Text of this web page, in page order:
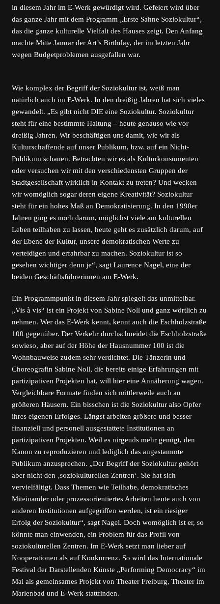
in diesem Jahr im E-Werk gewürdigt wird. Gefeiert wird über
das ganze Jahr mit dem Programm „Erste Sahne Soziokultur“,
das die ganze kulturelle Vielfalt des Hauses zeigt. Den Anfang
machte Mitte Januar der Art’s Birthday, der im letzten Jahr
wegen Budgetproblemen ausgefallen war.
Wie komplex der Begriff der Soziokultur ist, weiß man
natürlich auch im E-Werk. In den dreißig Jahren hat sich vieles
gewandelt. „Es gibt nicht DIE eine Soziokultur. Soziokultur
steht für eine bestimmte Haltung – heute genauso wie vor
dreißig Jahren. Wir beschäftigen uns damit, wie wir als
Kulturschaffende auf unser Publikum, bzw. auf ein Nicht-
Publikum schauen. Betrachten wir es als Kulturkonsumenten
oder versuchen wir mit den verschiedensten Gruppen der
Stadtgesellschaft wirklich in Kontakt zu treten? Und wecken
wir womöglich sogar deren eigene Kreativität? Soziokultur
steht für ein hohes Maß an Demokratisierung. In den 1990er
Jahren ging es noch darum, möglichst viele am kulturellen
Leben teilhaben zu lassen, heute geht es zusätzlich darum, auf
der Ebene der Kultur, unsere demokratischen Werte zu
verteidigen und erfahrbar zu machen. Soziokultur ist so
gesehen wichtiger denn je“, sagt Laurence Nagel, eine der
beiden Geschäftsführerinnen am E-Werk.
Ein Programmpunkt in diesem Jahr spiegelt das unmittelbar.
„Vis à vis“ ist ein Projekt von Sabine Noll und ganz wörtlich zu
nehmen. Wer das E-Werk kennt, kennt auch die Eschholzstraße
100 gegenüber. Der Verkehr durchschneidet die Eschholzstraße
sowieso, aber auf der Höhe der Hausnummer 100 ist die
Wohnbauweise zudem sehr verdichtet. Die Tänzerin und
Choreografin Sabine Noll, die bereits einige Erfahrungen mit
partizipativen Projekten hat, will hier eine Annäherung wagen.
Vergleichbare Formate finden sich mittlerweile auch an
größeren Häusern. Ein bisschen ist die Soziokultur also Opfer
ihres eigenen Erfolges. Längst arbeiten größere und besser
finanziell und personell ausgestattete Institutionen an
partizipativen Projekten. Weil es nirgends mehr genügt, den
Kanon zu reproduzieren und lediglich das angestammte
Publikum anzusprechen. „Der Begriff der Soziokultur gehört
aber nicht den ‚soziokulturellen Zentren‘. Sie hat sich
vervielfältigt. Dass Themen wie Teilhabe, demokratisches
Miteinander oder prozessorientiertes Arbeiten heute auch von
anderen Institutionen aufgegriffen werden, ist ein riesiger
Erfolg der Soziokultur“, sagt Nagel. Doch womöglich ist er, so
könnte man einwenden, ein Problem für das Profil von
soziokulturellen Zentren. Im E-Werk setzt man lieber auf
Kooperationen als auf Konkurrenz. So wird das Internationale
Festival der Darstellenden Künste „Performing Democracy“ im
Mai als gemeinsames Projekt von Theater Freiburg, Theater im
Marienbad und E-Werk stattfinden.